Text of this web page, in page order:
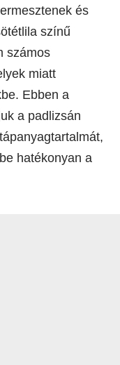
és
színű
számos
miatt
Ebben a
a padlizsán
hatékonyan a